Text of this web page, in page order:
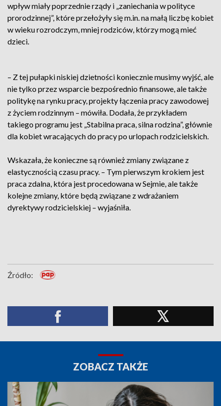
wpływ miały poprzednie rządy i „zaniechania w polityce
prorodzinnej”, które przełożyły się m.in. na małą liczbę kobiet
w wieku rozrodczym, mniej rodziców, którzy mogą mieć
dzieci.
– Z tej pułapki niskiej dzietności koniecznie musimy wyjść, ale
nie tylko przez wsparcie bezpośrednio finansowe, ale także
politykę na rynku pracy, projekty łączenia pracy zawodowej
z życiem rodzinnym – mówiła. Dodała, że przykładem
takiego programu jest „Stabilna praca, silna rodzina”, głównie
dla kobiet wracających do pracy po urlopach rodzicielskich.
Wskazała, że konieczne są również zmiany związane z
elastycznością czasu pracy. – Tym pierwszym krokiem jest
praca zdalna, która jest procedowana w Sejmie, ale także
kolejne zmiany, które będą związane z wdrażaniem
dyrektywy rodzicielskiej – wyjaśniła.
Źródło:
ZOBACZ TAKŻE